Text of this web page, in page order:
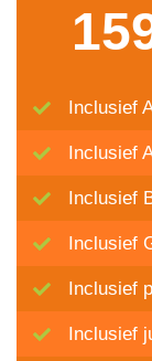
Inclusief
Inclusief
Inclusief
Inclusief
Inclusief
Inclusief